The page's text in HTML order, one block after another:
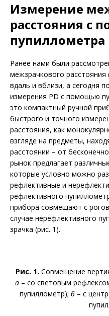
Измерение
расстояния с
пупиллометра
Ранее нами были
межзрачкового расстояния
вдаль и вблизи, а сегодня
измерения PD с помощью
это компактный ручной
быстрого и точного
расстояния, как
взгляде на предметы,
расстоянии – от
рынок предлагает
которые условно можно
рефлективные и
рефлективного
прибора совмещают с
случае нерефлективного
зрачка (рис. 1).
Рис. 1. Совмещение
а – со световым
пупиллометр); б – с